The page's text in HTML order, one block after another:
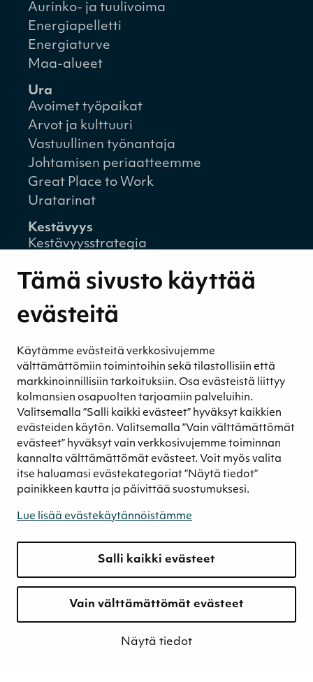
Tämä sivusto käyttää
evästeitä
Käytämme evästeitä verkkosivujemme
välttämättömiin toimintoihin sekä tilastollisiin että
markkinoinnillisiin tarkoituksiin. Osa evästeistä liittyy
kolmansien osapuolten tarjoamiin palveluihin.
Valitsemalla ”Salli kaikki evästeet” hyväksyt kaikkien
evästeiden käytön. Valitsemalla ”Vain välttämättömät
evästeet” hyväksyt vain verkkosivujemme toiminnan
kannalta välttämättömät evästeet. Voit myös valita
itse haluamasi evästekategoriat ”Näytä tiedot”
painikkeen kautta ja päivittää suostumuksesi.
Lue lisää evästekäytännöistämme
Salli kaikki evästeet
Vain välttämättömät evästeet
Näytä tiedot
Aurinko- ja tuulivoima
Energiapelletti
Energiaturve
Maa-alueet
Ura
Avoimet työpaikat
Arvot ja kulttuuri
Vastuullinen työnantaja
Johtamisen periaatteemme
Great Place to Work
Uratarinat
Kestävyys
Kestävyysstrategia
Ympäristövastuu
hyvinvointi
Turvetuotannon kestävyys
Kestävyyden johtaminen
Retkeilykohteet
Media
Uutiset ja blogit
Podcast
Yhteystiedot
Laskutustiedot
Tiedonantokanava